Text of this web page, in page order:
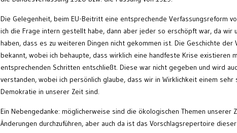
Die Gelegenheit, beim EU-Beitritt eine entsprechende Verfassungsreform
ich die Frage intern gestellt habe, dann aber jeder so erschöpft war, da wir
haben, dass es zu weiteren Dingen nicht gekommen ist. Die Geschichte der
bekannt, wobei ich behaupte, dass wirklich eine handfeste Krise existieren
entsprechenden Schritten entschließt. Diese war nicht gegeben und wird
verstanden, wobei ich persönlich glaube, dass wir in Wirklichkeit einem
Demokratie in unserer Zeit sind.
Ein Nebengedanke: möglicherweise sind die ökologischen Themen unserer
Änderungen durchzuführen, aber auch da ist das Vorschlagsrepertoire